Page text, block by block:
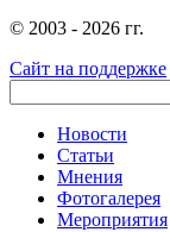
© 2003 - 2026 гг.
Сайт на поддержке
Новости
Статьи
Мнения
Фотогалерея
Мероприятия